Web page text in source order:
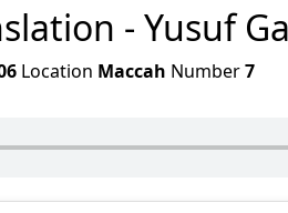
- Yusuf
Location Maccah Number7